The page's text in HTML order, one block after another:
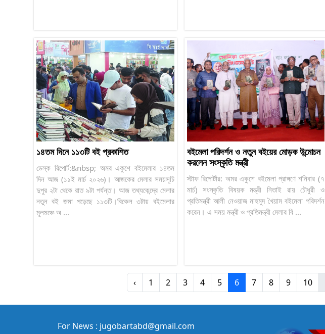
১৪তম দিনে ১১৩টি বই প্রকাশিত
ডেস্ক রিপোর্ট:&nbsp; অমর একুশে বইমেলার ১৪তম
দিন আজ (১১ই মার্চ ২০২৬)। আজকের মেলার সময়সূচি
দুপুর ২টা থেকে রাত ৯টা পর্যন্ত। আজ তথ্যকেন্দ্রে মেলার
নতুন বই জমা পড়েছে ১১৩টি।বিকেল ৩টায় বইমেলার
মূলমঞ্চে অ ...
বইমেলা পরিদর্শন ও নতুন বইয়ের মোড়ক উন্মোচন
করলেন সংস্কৃতি মন্ত্রী
স্টাফ রিপোর্টার: অমর একুশে বইমেলা প্রাঙ্গণে শনিবার (৭
মার্চ) সংস্কৃতি বিষয়ক মন্ত্রী নিতাই রায় চৌধুরী ও
প্রতিমন্ত্রী আলী নেওয়াজ মাহমুদ খৈয়াম বইমেলা পরিদর্শন
করেন। এ সময় মন্ত্রী ও প্রতিমন্ত্রী মেলার বি ...
‹ 1 2 3 4 5 6 7 8 9 10
For News : jugobartabd@gmail.com